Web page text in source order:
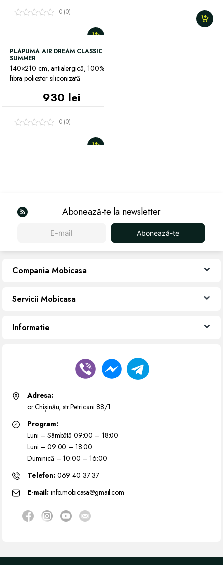
0 (0)
PLAPUMA AIR DREAM CLASSIC
SUMMER
140×210 cm, antialergică, 100%
fibra poliester siliconizată
930 lei
0 (0)
Abonează-te la newsletter
Abonează-te
Compania Mobicasa
Servicii Mobicasa
Informatie
Adresa:
or.Chișinău, str.Petricani 88/1
Program:
Luni – Sâmbătă 09:00 – 18:00
Luni – 09:00 – 18:00
Duminică – 10:00 – 16:00
Telefon: 069 40 37 37
E-mail: info.mobicasa@gmail.com